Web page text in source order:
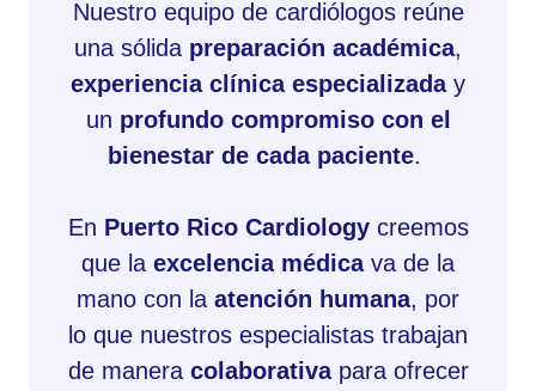
Nuestro equipo de cardiólogos reúne
una sólida preparación académica,
experiencia clínica especializaday
un profundo compromiso con el
bienestar de cada paciente.
En Puerto Rico Cardiology creemos
que la excelencia médicava de la
mano con la atención humana, por
lo que nuestros especialistas trabajan
de manera colaborativapara ofrecer